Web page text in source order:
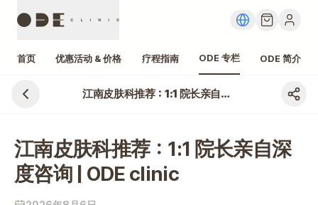
首页 优惠活动 & 价格 疗程指南 ODE 专栏 ODE 简介
江南皮肤科推荐：1:1 院长亲自深度咨询 | ODE clinic
江南皮肤科推荐：1:1 院长亲自深
度咨询 | ODE clinic